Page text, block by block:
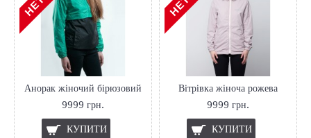
Анорак жіночий бірюзовий
9999 грн.
КУПИТИ
Вітрівка жіноча рожева
9999 грн.
КУПИТИ